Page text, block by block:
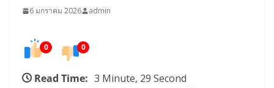
6 มกราคม 2026 admin
0 0
Read Time: 3 Minute, 29 Second